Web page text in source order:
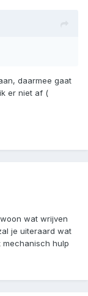
daarmee gaat
er niet af (
wat wrijven
je uiteraard wat
mechanisch hulp